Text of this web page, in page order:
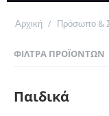
Αρχική / Πρόσωπο &
ΦΊΛΤΡΑ ΠΡΟΪΌΝΤΩΝ
Παιδικά